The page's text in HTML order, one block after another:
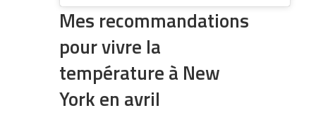
Mes recommandations
pour vivre la
température à New
York en avril